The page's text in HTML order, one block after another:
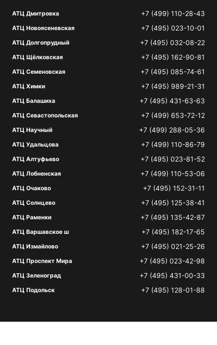
АТЦ Дмитровка +7 (499) 110-28-43
АТЦ Новоясеневская +7 (495) 023-10-01
АТЦ Долгопрудный +7 (495) 032-08-22
АТЦ Щёлковская +7 (495) 162-90-81
АТЦ Семеновская +7 (495) 085-74-61
АТЦ Химки +7 (495) 989-21-31
АТЦ Балашиха +7 (495) 431-63-63
АТЦ Севастопольская +7 (499) 653-72-12
АТЦ Научный +7 (499) 288-05-36
АТЦ Удальцова +7 (499) 110-86-79
АТЦ Алтуфьево +7 (495) 023-81-52
АТЦ Лобненская +7 (499) 110-53-06
АТЦ Очаково +7 (495) 152-31-11
АТЦ Солнцево +7 (495) 125-38-41
АТЦ Раменки +7 (495) 135-42-87
АТЦ Варшавское ш +7 (495) 182-17-65
АТЦ Измайлово +7 (495) 021-25-26
АТЦ Проспект Мира +7 (495) 023-42-98
АТЦ Зеленоград +7 (495) 431-00-33
АТЦ Подольск +7 (495) 128-01-88